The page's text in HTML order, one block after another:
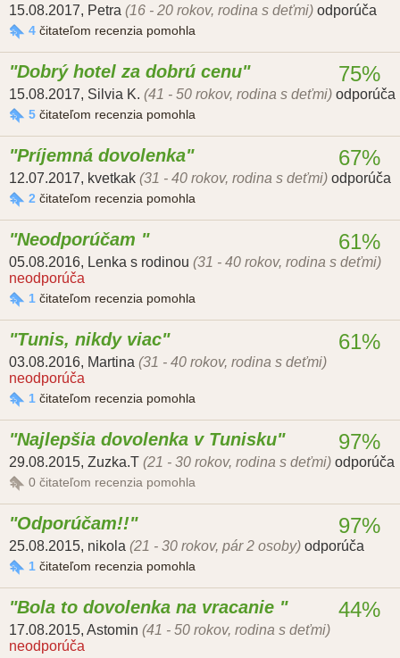
15.08.2017, Petra (16 - 20 rokov, rodina s deťmi) odporúča
4 čitateľom recenzia pomohla
Dobrý hotel za dobrú cenu
15.08.2017, Silvia K. (41 - 50 rokov, rodina s deťmi) odporúča
5 čitateľom recenzia pomohla
75%
Príjemná dovolenka
12.07.2017, kvetkak (31 - 40 rokov, rodina s deťmi) odporúča
2 čitateľom recenzia pomohla
67%
Neodporúčam
05.08.2016, Lenka s rodinou (31 - 40 rokov, rodina s deťmi)
neodporúča
1 čitateľom recenzia pomohla
61%
Tunis, nikdy viac
03.08.2016, Martina (31 - 40 rokov, rodina s deťmi)
neodporúča
1 čitateľom recenzia pomohla
61%
Najlepšia dovolenka v Tunisku
29.08.2015, Zuzka.T (21 - 30 rokov, rodina s deťmi) odporúča
0 čitateľom recenzia pomohla
97%
Odporúčam!!
25.08.2015, nikola (21 - 30 rokov, pár 2 osoby) odporúča
1 čitateľom recenzia pomohla
97%
Bola to dovolenka na vracanie
17.08.2015, Astomin (41 - 50 rokov, rodina s deťmi)
neodporúča
44%